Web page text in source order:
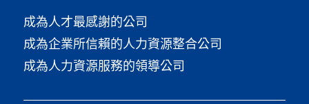
成為人才最感謝的公司
成為企業所信賴的人力資源整合公司
成為人力資源服務的領導公司